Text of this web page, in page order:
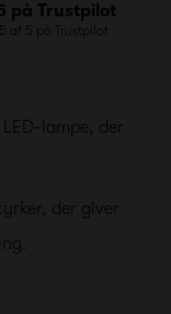
på Trustpilot
af 5 på Trustpilot
lampe, der
der giver